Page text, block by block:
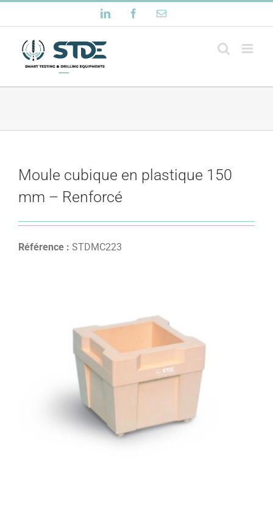
au
contenu
LinkedIn FacebookEmail
Moule cubique en plastique 150
mm – Renforcé
Référence : STDMC223